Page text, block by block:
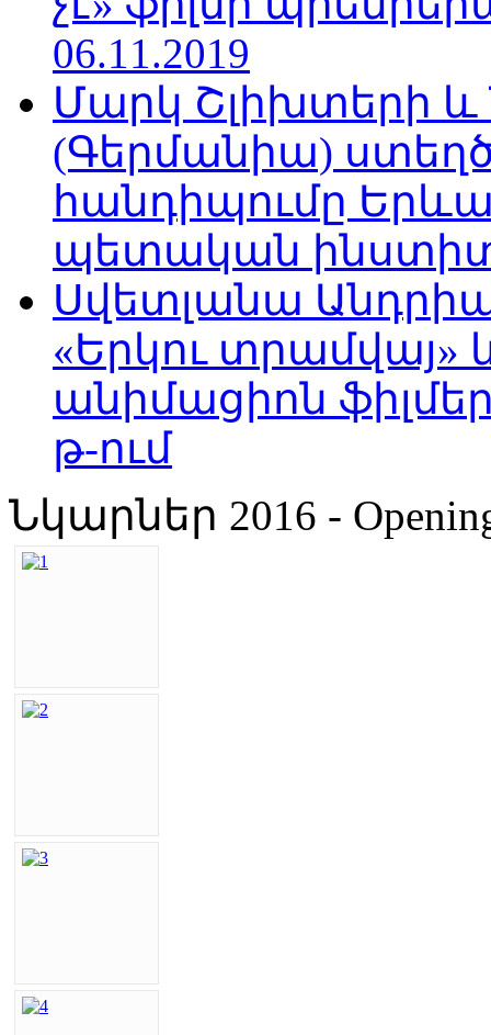
06.11.2019
Մարկ Շլիխտերի և
(Գերմանիա)
հանդիպումը
պետական
Սվետլանա
«Երկու տրամվայ»
անիմացիոն
թ-ում
Նկարներ 2016 -